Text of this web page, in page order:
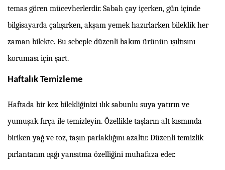
temas gören mücevherlerdir. Sabah çay içerken, gün içinde
bilgisayarda çalışırken, akşam yemek hazırlarken bileklik her
zaman bilekte. Bu sebeple düzenli bakım ürünün ışıltısını
koruması için şart.
Haftalık Temizleme
Haftada bir kez bilekliğinizi ılık sabunlu suya yatırın ve
yumuşak fırça ile temizleyin. Özellikle taşların alt kısmında
biriken yağ ve toz, taşın parlaklığını azaltır. Düzenli temizlik
pırlantanın ışığı yansıtma özelliğini muhafaza eder.